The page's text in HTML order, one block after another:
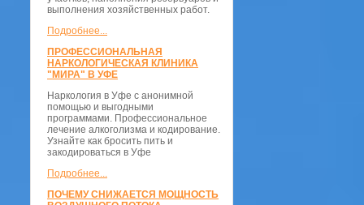
выполнения хозяйственных работ.
Подробнее...
ПРОФЕССИОНАЛЬНАЯ
НАРКОЛОГИЧЕСКАЯ КЛИНИКА
"МИРА" В УФЕ
Наркология в Уфе с анонимной
помощью и выгодными
программами. Профессиональное
лечение алкоголизма и кодирование.
Узнайте как бросить пить и
закодироваться в Уфе
Подробнее...
ПОЧЕМУ СНИЖАЕТСЯ МОЩНОСТЬ